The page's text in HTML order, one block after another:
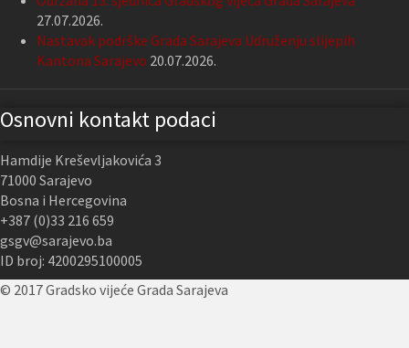
27.07.2026.
Nastavak podrške Grada Sarajeva Udruženju slijepih
Kantona Sarajevo 20.07.2026.
Osnovni kontakt podaci
Hamdije Kreševljakovića 3
71000 Sarajevo
Bosna i Hercegovina
+387 (0)33 216 659
gsgv@sarajevo.ba
ID broj: 4200295100005
© 2017 Gradsko vijeće Grada Sarajeva